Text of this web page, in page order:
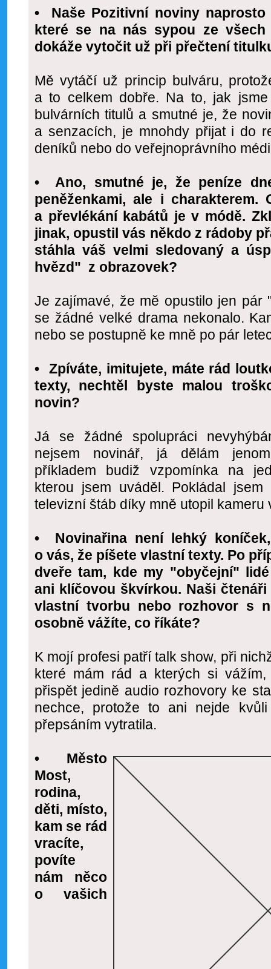
• Naše Pozitivní noviny naprosto
které se na nás sypou ze
dokáže vytočit už při přečtení
Mě vytáčí už princip bulváru,
a to celkem dobře. Na to, jak
bulvárních titulů a smutné je, že
a senzacích, je mnohdy přijat i do
deníků nebo do veřejnoprávního
• Ano, smutné je, že peníze
peněženkami, ale i charakterem.
a převlékání kabátů je v módě.
jinak, opustil vás někdo z rádoby
stáhla váš velmi sledovaný a
hvězd" z obrazovek?
Je zajímavé, že mě opustilo jen pár
se žádné velké drama nekonalo.
nebo se postupně ke mně po pár
• Zpíváte, imitujete, máte rád
texty, nechtěl byste malou
novin?
Já se žádné spolupráci
nejsem novinář, já dělám
příkladem budiž vzpomínka na
kterou jsem uváděl. Pokládal
televizní štáb díky mně utopil kameru
• Novinařina není lehký
o vás, že píšete vlastní texty. Po
dveře tam, kde my "obyčejní"
ani klíčovou škvírkou. Naši
vlastní tvorbu nebo rozhovor s
osobně vážíte, co říkáte?
K mojí profesi patří talk show, při
které mám rád a kterých si
přispět jedině audio rozhovory ke
nechce, protože to ani nejde
přepsáním vytratila.
• Město
Most,
rodina,
děti, místo,
kam se rád
vracíte,
povíte
nám něco
o vašich